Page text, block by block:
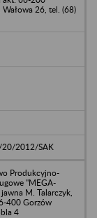
26, tel. (68)
2012/SAK
Produkcyjno-
"MEGA-
M. Talarczyk,
400 Gorzów
4